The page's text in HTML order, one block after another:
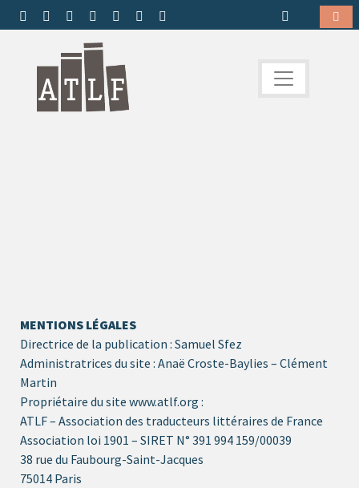
MENTIONS LÉGALES
Directrice de la publication : Samuel Sfez
Administratrices du site : Anaë Croste-Baylies – Clément
Martin
Propriétaire du site www.atlf.org :
ATLF – Association des traducteurs littéraires de France
Association loi 1901 – SIRET N° 391 994 159/00039
38 rue du Faubourg-Saint-Jacques
75014 Paris